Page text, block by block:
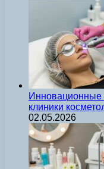
Инновационные
клиники
02.05.2026